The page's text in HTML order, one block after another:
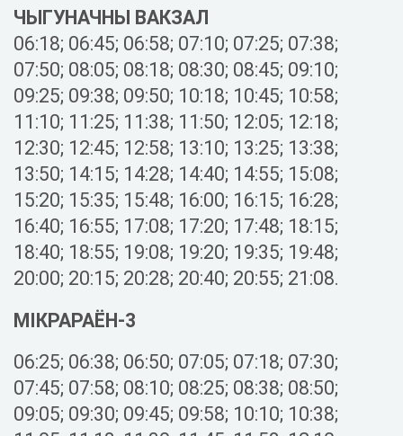
ЧЫГУНАЧНЫ ВАКЗАЛ
06:18; 06:45; 06:58; 07:10; 07:25; 07:38;
07:50; 08:05; 08:18; 08:30; 08:45; 09:10;
09:25; 09:38; 09:50; 10:18; 10:45; 10:58;
11:10; 11:25; 11:38; 11:50; 12:05; 12:18;
12:30; 12:45; 12:58; 13:10; 13:25; 13:38;
13:50; 14:15; 14:28; 14:40; 14:55; 15:08;
15:20; 15:35; 15:48; 16:00; 16:15; 16:28;
16:40; 16:55; 17:08; 17:20; 17:48; 18:15;
18:40; 18:55; 19:08; 19:20; 19:35; 19:48;
20:00; 20:15; 20:28; 20:40; 20:55; 21:08.
МІКРАРАЁН-3
06:25; 06:38; 06:50; 07:05; 07:18; 07:30;
07:45; 07:58; 08:10; 08:25; 08:38; 08:50;
09:05; 09:30; 09:45; 09:58; 10:10; 10:38;